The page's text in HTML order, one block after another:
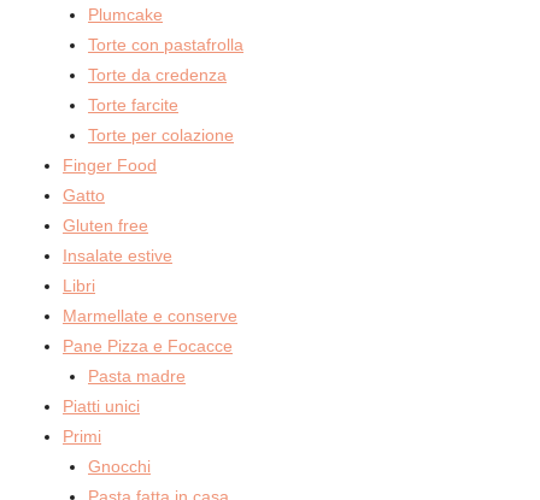
Plumcake
Torte con pastafrolla
Torte da credenza
Torte farcite
Torte per colazione
Finger Food
Gatto
Gluten free
Insalate estive
Libri
Marmellate e conserve
Pane Pizza e Focacce
Pasta madre
Piatti unici
Primi
Gnocchi